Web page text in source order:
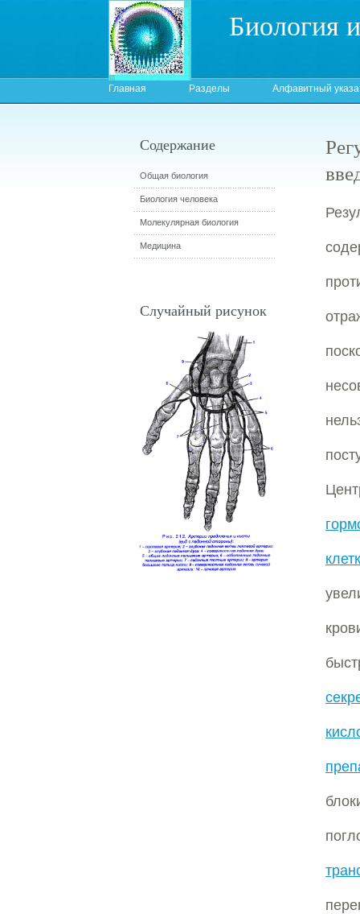
Биология
Главная Разделы Алфавитный
Содержание
Общая биология
Биология человека
Молекулярная биология
Медицина
Случайный рисунок